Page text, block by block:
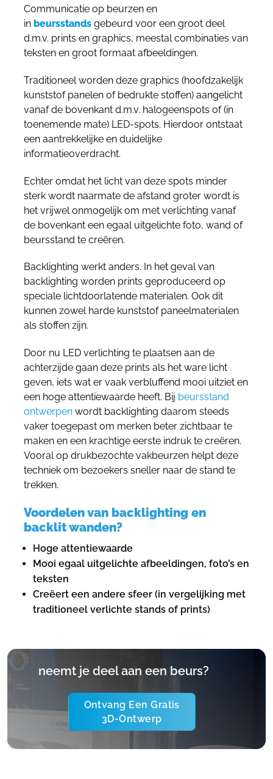
Communicatie op beurzen en
in beursstands gebeurd voor een groot deel
d.m.v. prints en graphics, meestal combinaties van
teksten en groot formaat afbeeldingen.
Traditioneel worden deze graphics (hoofdzakelijk
kunststof panelen of bedrukte stoffen) aangelicht
vanaf de bovenkant d.m.v. halogeenspots of (in
toenemende mate) LED-spots. Hierdoor ontstaat
een aantrekkelijke en duidelijke
informatieoverdracht.
Echter omdat het licht van deze spots minder
sterk wordt naarmate de afstand groter wordt is
het vrijwel onmogelijk om met verlichting vanaf
de bovenkant een egaal uitgelichte foto, wand of
beursstand te creëren.
Backlighting werkt anders. In het geval van
backlighting worden prints geproduceerd op
speciale lichtdoorlatende materialen. Ook dit
kunnen zowel harde kunststof paneelmaterialen
als stoffen zijn.
Door nu LED verlichting te plaatsen aan de
achterzijde gaan deze prints als het ware licht
geven, iets wat er vaak verbluffend mooi uitziet en
een hoge attentiewaarde heeft. Bij beursstand
ontwerpen wordt backlighting daarom steeds
vaker toegepast om merken beter zichtbaar te
maken en een krachtige eerste indruk te creëren.
Vooral op drukbezochte vakbeurzen helpt deze
techniek om bezoekers sneller naar de stand te
trekken.
Voordelen van backlighting en
backlit wanden?
Hoge attentiewaarde
Mooi egaal uitgelichte afbeeldingen, foto’s en
teksten
Creëert een andere sfeer (in vergelijking met
traditioneel verlichte stands of prints)
neemt je deel aan een beurs?
Ontvang Een Gratis
3D-Ontwerp